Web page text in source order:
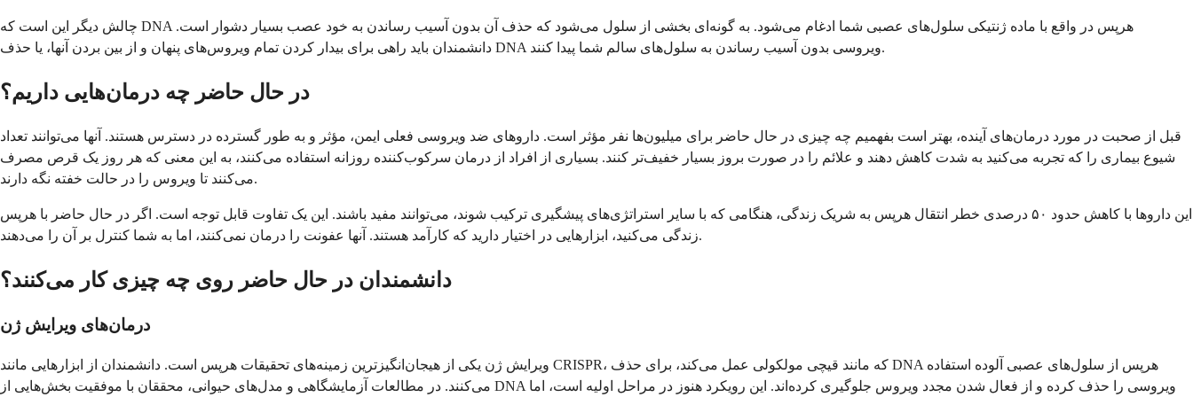
چالش دیگر این است که DNA هرپس در واقع با ماده ژنتیکی سلول‌های عصبی شما ادغام می‌شود. به گونه‌ای بخشی از سلول می‌شود که حذف آن بدون آسیب رساندن به خود عصب بسیار دشوار است.
دانشمندان باید راهی برای بیدار کردن تمام ویروس‌های پنهان و از بین بردن آنها، یا حذف DNA ویروسی بدون آسیب رساندن به سلول‌های سالم شما پیدا کنند.
در حال حاضر چه درمان‌هایی داریم؟
قبل از صحبت در مورد درمان‌های آینده، بهتر است بفهمیم چه چیزی در حال حاضر برای میلیون‌ها نفر مؤثر است. داروهای ضد ویروسی فعلی ایمن، مؤثر و به طور گسترده در دسترس هستند. آنها می‌توانند تعداد
شیوع بیماری را که تجربه می‌کنید به شدت کاهش دهند و علائم را در صورت بروز بسیار خفیف‌تر کنند. بسیاری از افراد از درمان سرکوب‌کننده روزانه استفاده می‌کنند، به این معنی که هر روز یک قرص مصرف
می‌کنند تا ویروس را در حالت خفته نگه دارند.
این داروها با کاهش حدود ۵۰ درصدی خطر انتقال هرپس به شریک زندگی، هنگامی که با سایر استراتژی‌های پیشگیری ترکیب شوند، می‌توانند مفید باشند. این یک تفاوت قابل توجه است. اگر در حال حاضر با هرپس
زندگی می‌کنید، ابزارهایی در اختیار دارید که کارآمد هستند. آنها عفونت را درمان نمی‌کنند، اما به شما کنترل بر آن را می‌دهند.
دانشمندان در حال حاضر روی چه چیزی کار می‌کنند؟
درمان‌های ویرایش ژن
ویرایش ژن یکی از هیجان‌انگیزترین زمینه‌های تحقیقات هرپس است. دانشمندان از ابزارهایی مانند CRISPR، که مانند قیچی مولکولی عمل می‌کند، برای حذف DNA هرپس از سلول‌های عصبی آلوده استفاده
می‌کنند. در مطالعات آزمایشگاهی و مدل‌های حیوانی، محققان با موفقیت بخش‌هایی از DNA ویروسی را حذف کرده و از فعال شدن مجدد ویروس جلوگیری کرده‌اند. این رویکرد هنوز در مراحل اولیه است، اما